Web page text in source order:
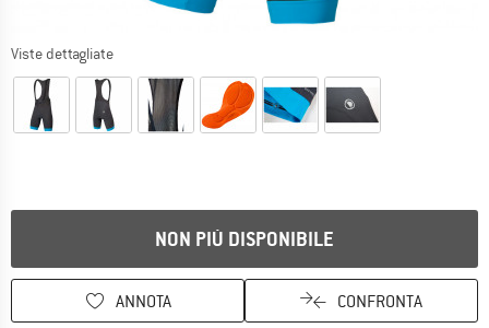
Viste dettagliate
NON PIÙ DISPONIBILE
ANNOTA CONFRONTA